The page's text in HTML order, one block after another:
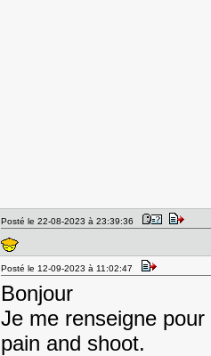
Posté le 22-08-2023 à 23:39:36
Posté le 12-09-2023 à 11:02:47
Bonjour
Je me renseigne
pain and shoot.